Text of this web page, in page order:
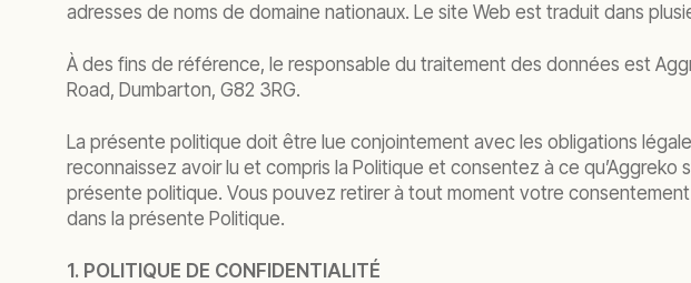
adresses de noms de domaine nationaux. Le site Web est traduit dans
À des fins de référence, le responsable du traitement des données est
Road, Dumbarton, G82 3RG.
La présente politique doit être lue conjointement avec les obligations
reconnaissez avoir lu et compris la Politique et consentez à ce
présente politique. Vous pouvez retirer à tout moment votre
dans la présente Politique.
1. POLITIQUE DE CONFIDENTIALITÉ